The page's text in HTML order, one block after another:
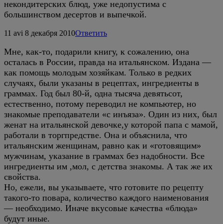
некондитерских блюд, уже недопустима с
большинством десертов и выпечкой.
11 avi 8 декабря 2010Ответить
Мне, как-то, подарили книгу, к сожалению, она
осталась в России, правда на итальянском. Издана —
как помощь молодым хозяйкам. Только в редких
случаях, были указаны в рецептах, ингредиенты в
граммах. Год был 80-й, одна тысяча девятьсот,
естественно, потому переводил не компьютер, но
знакомые преподаватели «с инъяза». Один из них, был
женат на итальянской девочке,у которой папа с мамой,
работали в торгпредстве. Она и объяснила, что
итальянским женщинам, равно как и «готовящим»
мужчинам, указание в граммах без надобности. Все
ингредиенты им ,мол, с детства знакомы. А так же их
свойства.
Но, ежели, вы указываете, что готовите по рецепту
такого-то повара, количество каждого наименования
— необходимо. Иначе вкусовые качества «блюда»
будут иные.